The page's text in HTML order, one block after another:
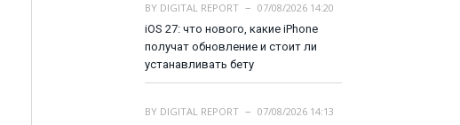
BY DIGITAL REPORT
07/08/2026 14:20
iOS 27: что нового, какие iPhone
получат обновление и стоит ли
устанавливать бету
BY DIGITAL REPORT
07/08/2026 14:13